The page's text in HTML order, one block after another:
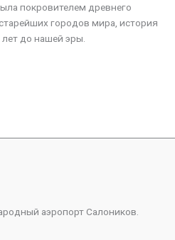
покровителем древнего
городов мира, история
до нашей эры.
аэропорт Салоников.